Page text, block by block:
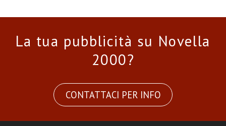
La tua pubblicità su Novella
2000?
CONTATTACI PER INFO